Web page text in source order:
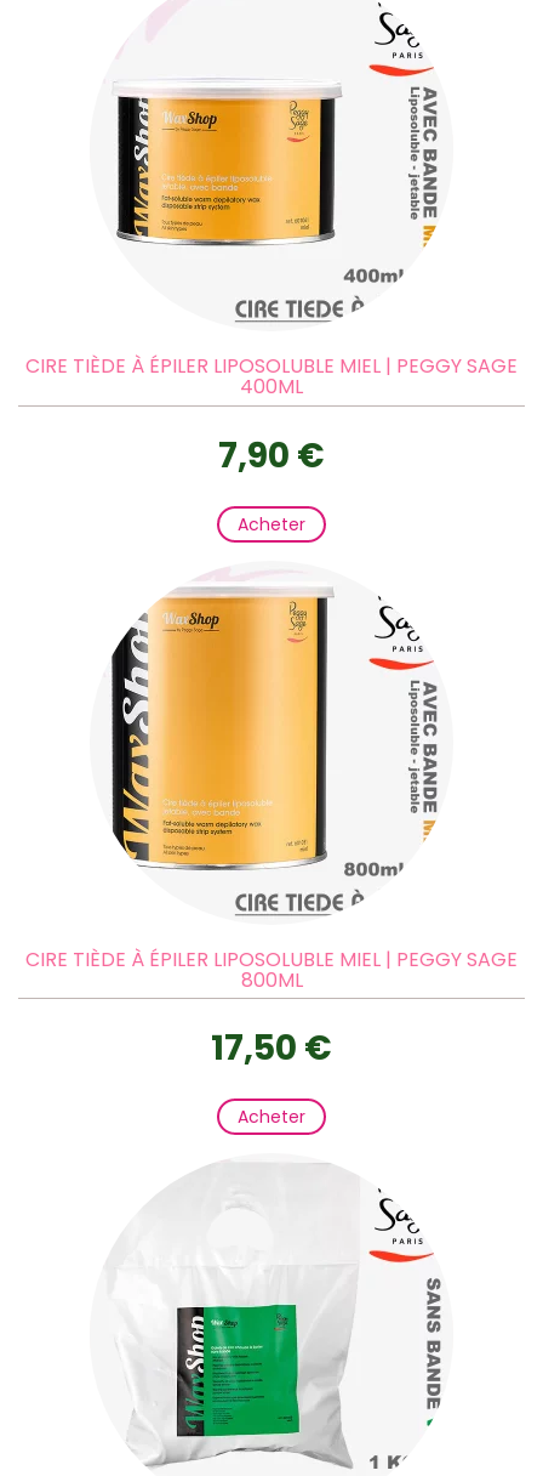
CIRE TIÈDE À ÉPILER LIPOSOLUBLE MIEL | PEGGY SAGE
400ML
7,90 €
Acheter
CIRE TIÈDE À ÉPILER LIPOSOLUBLE MIEL | PEGGY SAGE
800ML
17,50 €
Acheter